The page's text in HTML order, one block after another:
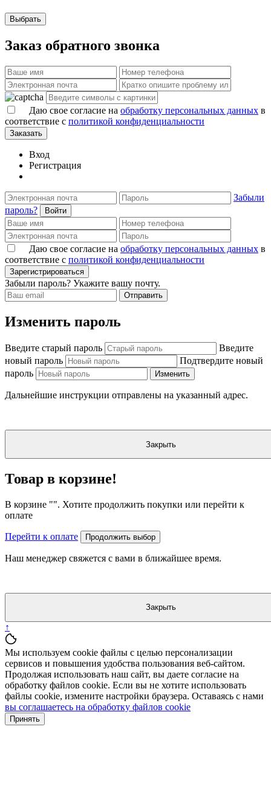
Выбрать
Заказ обратного звонка
Даю свое согласие на обработку персональных данных в
соответствие с политикой конфиденциальности
Заказать
Вход
Регистрация
Забыли
пароль?
Войти
Даю свое согласие на обработку персональных данных в
соответствие с политикой конфиденциальности
Зарегистрироваться
Забыли пароль? Укажите вашу почту.
Отправить
Изменить пароль
Введите старый пароль
Введите
новый пароль
Подтвердите новый
пароль
Изменить
Дальнейшие инструкции отправлены на указанный адрес.
Закрыть
Товар в корзине!
В корзине "". Хотите продолжить покупки или перейти к
оплате
Перейти к оплате Продолжить выбор
Наш менеджер свяжется с вами в ближайшее время.
Закрыть
↑
Мы используем cookie файлы с целью персонализации
сервисов и повышения удобства пользования веб-сайтом.
Продолжая использовать наш сайт, вы даете согласие на
обработку файлов cookie. Если вы не хотите использовать
файлы cookie, измените настройки браузера. Оставаясь с нами
вы соглашаетесь на обработку файлов cookie
Принять